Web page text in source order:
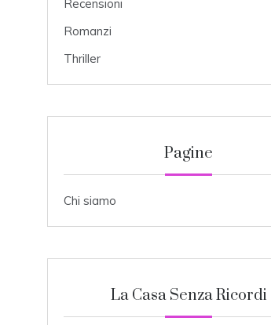
Recensioni
Romanzi
Thriller
Pagine
Chi siamo
La Casa Senza Ricordi